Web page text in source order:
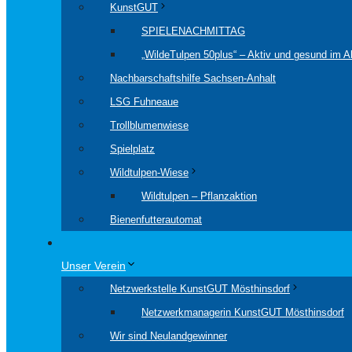
KunstGUT
SPIELENACHMITTAG
„WildeTulpen 50plus“ – Aktiv und gesund im
Nachbarschaftshilfe Sachsen-Anhalt
LSG Fuhneaue
Trollblumenwiese
Spielplatz
Wildtulpen-Wiese
Wildtulpen – Pflanzaktion
Bienenfutterautomat
Unser Verein
Netzwerkstelle KunstGUT Mösthinsdorf
Netzwerkmanagerin KunstGUT Mösthinsdorf
Wir sind Neulandgewinner